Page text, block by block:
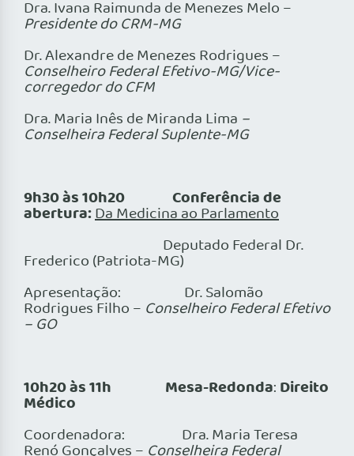
Dra. Ivana Raimunda de Menezes Melo –
Presidente do CRM-MG
Dr. Alexandre de Menezes Rodrigues –
Conselheiro Federal Efetivo-MG/Vice-
corregedor do CFM
Dra. Maria Inês de Miranda Lima –
Conselheira Federal Suplente-MG
9h30 às 10h20 Conferência de
abertura:Da Medicina ao Parlamento
Deputado Federal Dr.
Frederico (Patriota-MG)
Apresentação: Dr. Salomão
Rodrigues Filho – Conselheiro Federal Efetivo
– GO
10h20 às 11h Mesa-Redonda: Direito
Médico
Coordenadora: Dra. Maria Teresa